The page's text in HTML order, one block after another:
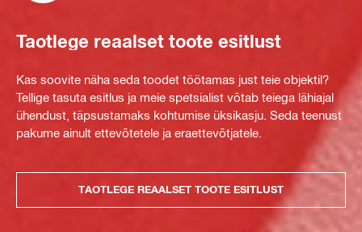
Taotlege reaalset toote esitlust
Kas soovite näha seda toodet töötamas just teie objektil?
Tellige tasuta esitlus ja meie spetsialist võtab teiega lähiajal
ühendust, täpsustamaks kohtumise üksikasju. Seda teenust
pakume ainult ettevõtetele ja eraettevõtjatele.
TAOTLEGE REAALSET TOOTE ESITLUST